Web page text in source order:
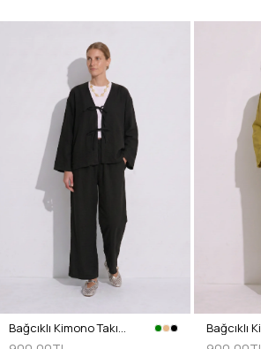
Bağcıklı Kimono Takım 26610 - SİYAH